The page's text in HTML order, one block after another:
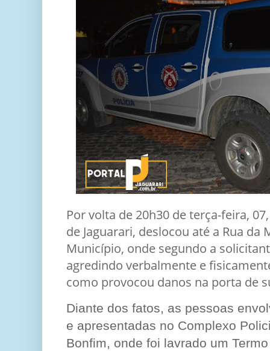
Por volta de 20h30 de terça-feira,
de Jaguarari, deslocou até a Rua da
Município, onde segundo a
agredindo verbalmente e
como provocou danos na porta de
Diante dos fatos, as pessoas
e apresentadas no Complexo
Bonfim, onde foi lavrado um